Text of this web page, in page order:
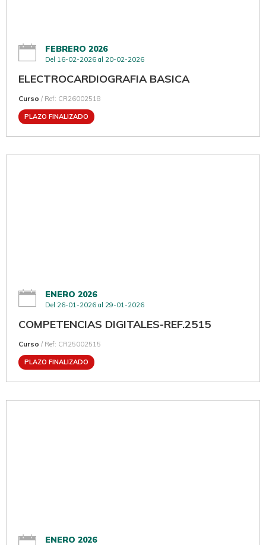
FEBRERO 2026
Del 16-02-2026 al 20-02-2026
ELECTROCARDIOGRAFIA BASICA
Curso / Ref: CR26002518
PLAZO FINALIZADO
ENERO 2026
Del 26-01-2026 al 29-01-2026
COMPETENCIAS DIGITALES-REF.2515
Curso / Ref: CR25002515
PLAZO FINALIZADO
ENERO 2026